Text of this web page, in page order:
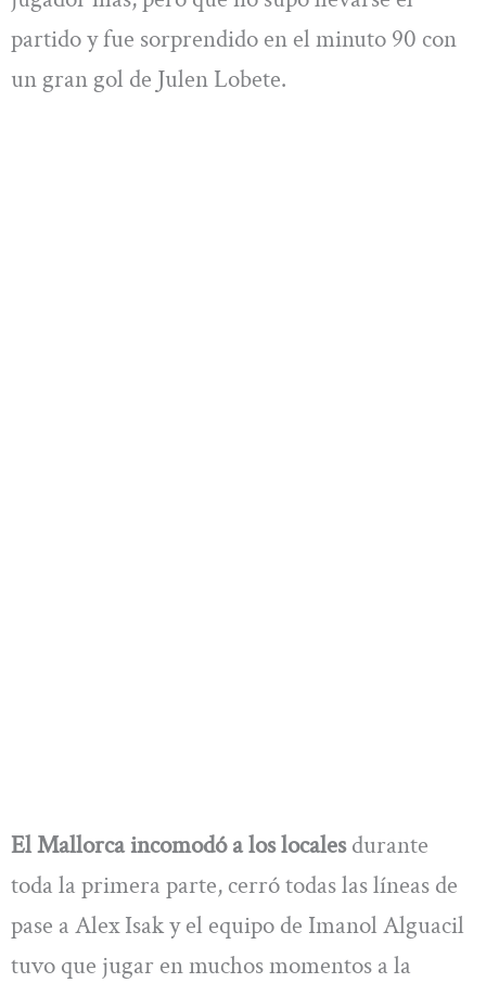
partido y fue sorprendido en el minuto 90 con
un gran gol de Julen Lobete.
El Mallorca incomodó a los localesdurante
toda la primera parte, cerró todas las líneas de
pase a Alex Isak y el equipo de Imanol Alguacil
tuvo que jugar en muchos momentos a la